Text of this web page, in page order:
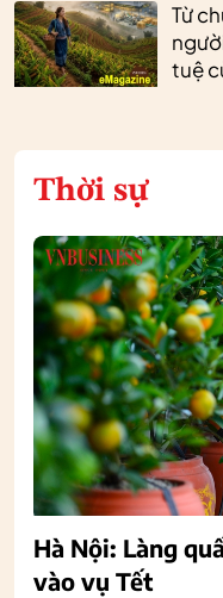
Từ
tuệ
Thời sự
Hà Nội: Làng
vào vụ Tết